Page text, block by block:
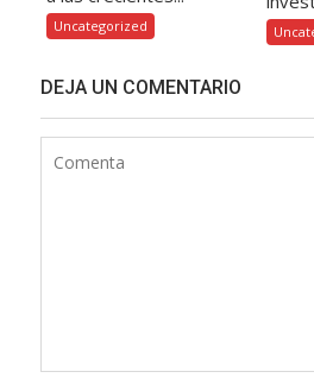
Uncategorized
DEJA UN COMENTARIO